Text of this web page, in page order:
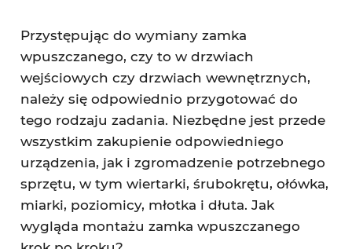
Przystępując do wymiany zamka
wpuszczanego, czy to w drzwiach
wejściowych czy drzwiach wewnętrznych,
należy się odpowiednio przygotować do
tego rodzaju zadania. Niezbędne jest przede
wszystkim zakupienie odpowiedniego
urządzenia, jak i zgromadzenie potrzebnego
sprzętu, w tym wiertarki, śrubokrętu, ołówka,
miarki, poziomicy, młotka i dłuta. Jak
wygląda montażu zamka wpuszczanego